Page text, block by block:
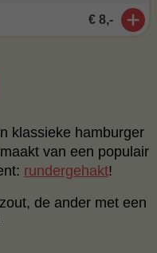
€ 8,-
klassieke hamburger
van een populair
rundergehakt!
de ander met een